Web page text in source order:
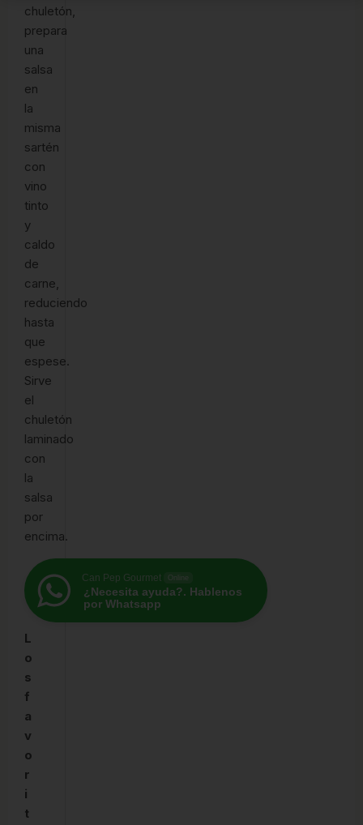
chuletón,
prepara
una
salsa
en
la
misma
sartén
con
vino
tinto
y
caldo
de
carne,
reduciendo
hasta
que
espese.
Sirve
el
chuletón
laminado
con
la
salsa
por
encima.
Can Pep Gourmet Online
¿Necesita ayuda?. Hablenos
por Whatsapp
L
o
s
f
a
v
o
r
i
t